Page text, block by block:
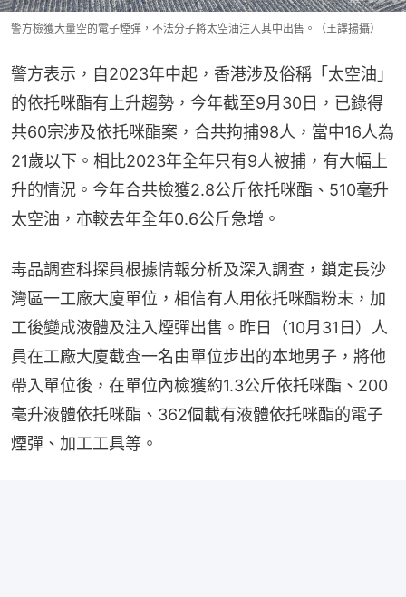
警方檢獲大量空的電子煙彈，不法分子將太空油注入其中出售。（王譯揚攝）
警方表示，自2023年中起，香港涉及俗稱「太空油」
的依托咪酯有上升趨勢，今年截至9月30日，已錄得
共60宗涉及依托咪酯案，合共拘捕98人，當中16人為
21歲以下。相比2023年全年只有9人被捕，有大幅上
升的情況。今年合共檢獲2.8公斤依托咪酯、510毫升
太空油，亦較去年全年0.6公斤急增。
毒品調查科探員根據情報分析及深入調查，鎖定長沙
灣區一工廠大廈單位，相信有人用依托咪酯粉末，加
工後變成液體及注入煙彈出售。昨日（10月31日）人
員在工廠大廈截查一名由單位步出的本地男子，將他
帶入單位後，在單位內檢獲約1.3公斤依托咪酯、200
毫升液體依托咪酯、362個載有液體依托咪酯的電子
煙彈、加工工具等。